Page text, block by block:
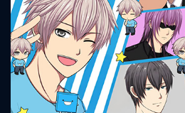
Mignon